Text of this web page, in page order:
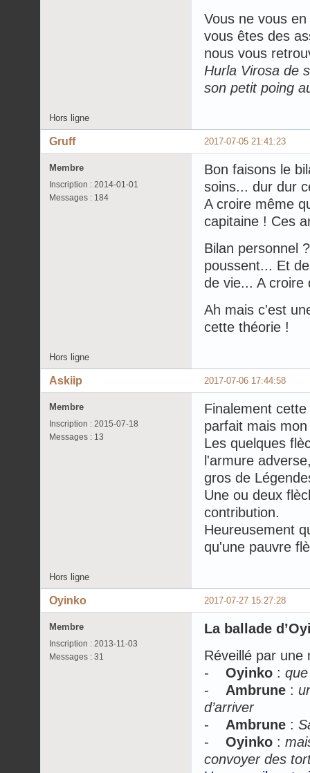
Vous ne vous
vous êtes des
nous vous
Hurla Virosa de
son petit poing
Hors ligne
2017-07-05 21:41:23
Gruff
Membre
Inscription : 2014-01-01
Messages : 184
Bon faisons le
soins... dur dur
A croire même
capitaine ! Ces
Bilan personnel
poussent... Et
de vie... A croire
Ah mais c'est
cette théorie !
Hors ligne
2017-07-06 17:44:58
Askiip
Membre
Inscription : 2015-07-18
Messages : 13
Finalement
parfait mais
Les quelques
l'armure
gros de
Une ou deux
contribution.
Heureusement
qu'une pauvre
Hors ligne
2017-07-27 15:27:28
Oyinko
Membre
Inscription : 2013-11-03
Messages : 31
La ballade
Réveillé par une
- Oyinko :
- Ambrune :
d’arriver
- Ambrune :
- Oyinko :
convoyer des